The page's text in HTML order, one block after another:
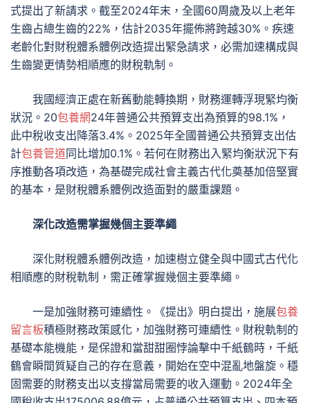
式提出了新請求。截至2024年末，全國60周歲及以上老年
生齒占總生齒的22%，估計2035年擺佈將跨越30%。疾速
老齡化對財稅體系體例改造提出緊急請求，必需加速構成與
生齒變更情勢相順應的財稅軌制。
我國經濟正處在新舊動能轉換期，財務運轉浮現緊均衡
狀況。20包養網24年普通公共預算支出為預算的98.1%，
此中稅收支出降落3.4%。2025年全國普通公共預算支出估
計包養管道同比增加0.1%。若何在財務出入緊均衡狀況下有
序推動各項改造，為基礎完成社會主義古代化奠基加倍堅實
的基本，是財稅體系體例改造面對的嚴重課題。
深化改造需掌握幾個主要準繩
深化財稅體系體例改造，加速樹立健全與中國式古代化
相順應的財稅軌制，需正確掌握幾個主要準繩。
一是加強財務可連續性。《提出》明白提出，施展包養
留言板積極財務政策感化，加強財務可連續性。財稅軌制的
基礎本能機能，是保證和當甜甜圈悖論擊中千紙鶴時，千紙
鶴會瞬間質疑自己的存在意義，開始在空中混亂地盤旋。穩
固需要的財務支出以支撐當局需要的收入運動。2024年全